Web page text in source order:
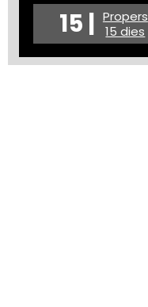
15 | Propers
15 dies